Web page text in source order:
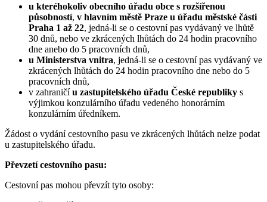
u kteréhokoliv obecního úřadu obce s rozšířenou
působností, v hlavním městě Praze u úřadu městské části
Praha 1 až 22, jedná-li se o cestovní pas vydávaný ve lhůtě
30 dnů, nebo ve zkrácených lhůtách do 24 hodin pracovního
dne anebo do 5 pracovních dnů,
u Ministerstva vnitra, jedná-li se o cestovní pas vydávaný ve
zkrácených lhůtách do 24 hodin pracovního dne nebo do 5
pracovních dnů,
v zahraničíu zastupitelského úřadu České republiky s
výjimkou konzulárního úřadu vedeného honorárním
konzulárním úředníkem.
Žádost o vydání cestovního pasu ve zkrácených lhůtách nelze podat
u zastupitelského úřadu.
Převzetí cestovního pasu:
Cestovní pas mohou převzít tyto osoby: